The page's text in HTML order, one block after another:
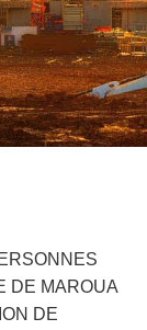
DE MAROUA
DE